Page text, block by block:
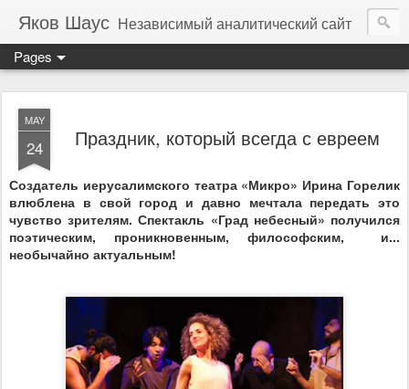
Яков Шаус Независимый аналитический сайт
Pages
MAY
24 Праздник, который всегда с евреем
Создатель иерусалимского театра «Микро» Ирина Горелик
влюблена в свой город и давно мечтала передать это
чувство зрителям. Спектакль «Град небесный» получился
поэтическим, проникновенным, философским,
и...
необычайно актуальным!